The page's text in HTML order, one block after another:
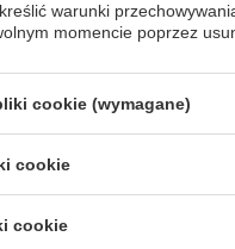
co pozwala zachować
na dwa sposoby,
podkreślają motyw
ułatwia dopasowanie
warunki
momencie poprzez
cookie (wymagane)
cookie
cookie